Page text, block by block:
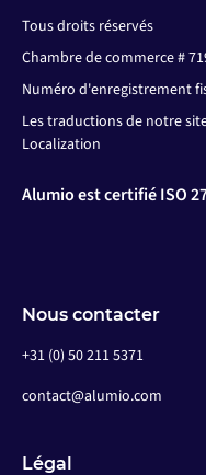
Tous droits réservés
Chambre de commerce #
Numéro d'enregistrement
Les traductions de notre
Localization
Alumio est certifié ISO
Nous contacter
+31 (0) 50 211 5371
contact@alumio.com
Légal